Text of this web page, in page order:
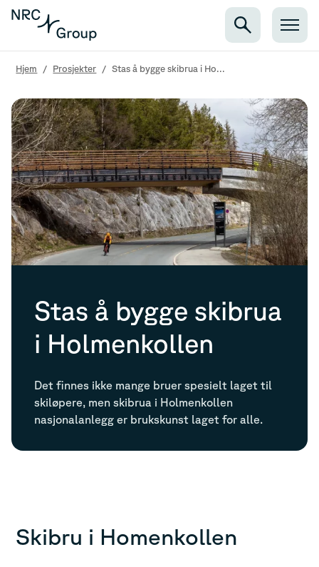
Hjem / Prosjekter / Stas å bygge skibrua i Ho...
Stas å bygge skibrua
i Holmenkollen
Det finnes ikke mange bruer spesielt laget til
skiløpere, men skibrua i Holmenkollen
nasjonalanlegg er brukskunst laget for alle.
Skibru i Homenkollen